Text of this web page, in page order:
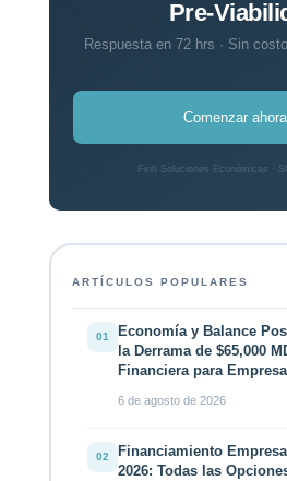
Pre-
Respuesta en 72 hrs · Sin
Comenzar
Finh Soluciones Económicas ·
ARTÍCULOS POPULARES
01
Economía y Balance
la Derrama de $65,000
Financiera para
6 de agosto de 2026
02
Financiamiento
2026: Todas las